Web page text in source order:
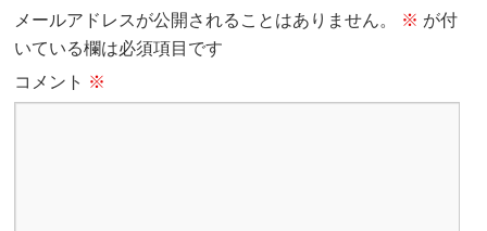
メールアドレスが公開されることはありません。 ※ が付
いている欄は必須項目です
コメント ※